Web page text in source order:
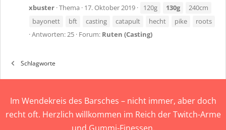
xbuster Thema 17. Oktober 2019 120g 130g
240cm
bayonett
bft casting catapult hecht pike
roots
Antworten: 25 Forum: Ruten (Casting)
Schlagworte
Im Wendekreis des Barsches – nicht immer, aber doch
recht oft. Herzlich willkommen im Reich der Twitch-Arme